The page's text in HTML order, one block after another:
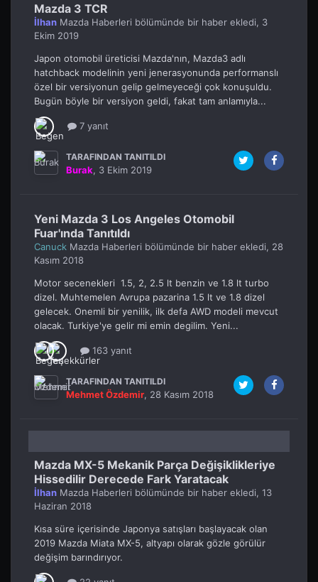
Mazda 3 TCR
İlhan Mazda Haberleri bölümünde bir haber ekledi, 3
Ekim 2019
Japon otomobil üreticisi Mazda'nın, Mazda3 adlı
hatchback modelinin yeni jenerasyonunda performanslı
özel bir versiyonun gelip gelmeyeceği çok konuşuldu.
Bugün böyle bir versiyon geldi, fakat tam anlamıyla...
7 yanıt
TARAFINDAN TANITILDI
Burak, 3 Ekim 2019
Yeni Mazda 3 Los Angeles Otomobil
Fuar'ında Tanıtıldı
Canuck Mazda Haberleri bölümünde bir haber ekledi, 28
Kasım 2018
Motor secenekleri 1.5, 2, 2.5 lt benzin ve 1.8 lt turbo
dizel. Muhtemelen Avrupa pazarina 1.5 lt ve 1.8 dizel
gelecek. Onemli bir yenilik, ilk defa AWD modeli mevcut
olacak. Turkiye'ye gelir mi emin degilim. Yeni...
163 yanıt
TARAFINDAN TANITILDI
Mehmet Özdemir, 28 Kasım 2018
Mazda MX-5 Mekanik Parça Değişiklikleriye
Hissedilir Derecede Fark Yaratacak
İlhan Mazda Haberleri bölümünde bir haber ekledi, 13
Haziran 2018
Kısa süre içerisinde Japonya satışları başlayacak olan
2019 Mazda Miata MX-5, altyapı olarak gözle görülür
değişim barındırıyor.